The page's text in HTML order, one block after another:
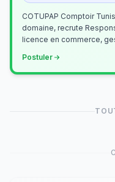
COTUPAP Comptoir
domaine, recrute Responsable Commercial Titulaire d’une
licence en commerce,
Postuler